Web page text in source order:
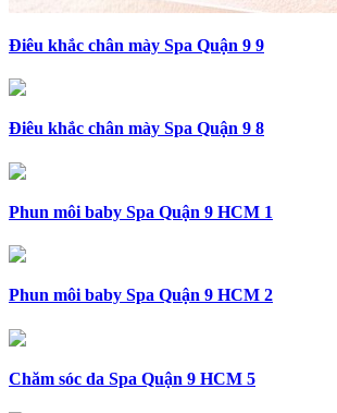
Điêu khắc chân mày Spa Quận 9 9
Điêu khắc chân mày Spa Quận 9 8
Phun môi baby Spa Quận 9 HCM 1
Phun môi baby Spa Quận 9 HCM 2
Chăm sóc da Spa Quận 9 HCM 5